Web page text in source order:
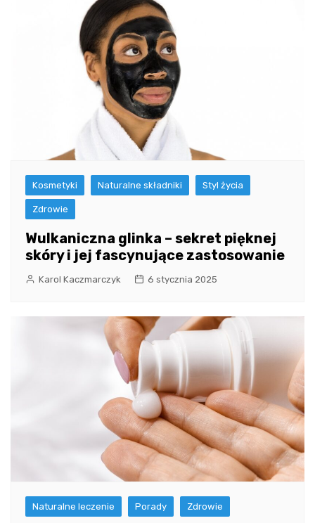
Kosmetyki Naturalne składniki Styl życia
Zdrowie
Wulkaniczna glinka – sekret pięknej
skóry i jej fascynujące zastosowanie
Karol Kaczmarczyk 6 stycznia 2025
Naturalne leczenie Porady Zdrowie